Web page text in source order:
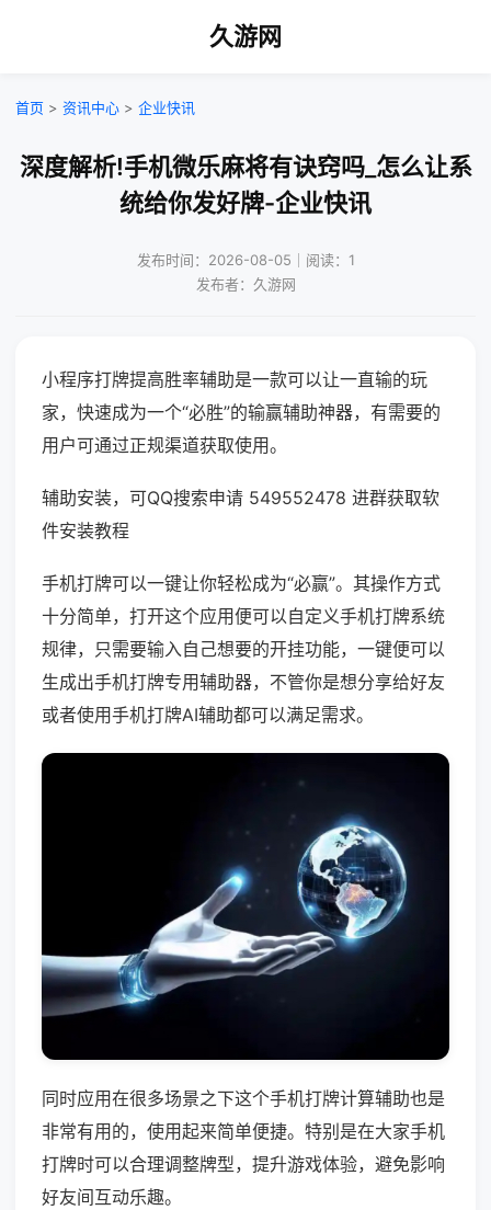
久游网
首页 > 资讯中心 > 企业快讯
深度解析!手机微乐麻将有诀窍吗_怎么让系
统给你发好牌-企业快讯
发布时间：2026-08-05｜阅读：1
发布者：久游网
小程序打牌提高胜率辅助是一款可以让一直输的玩
家，快速成为一个“必胜”的输赢辅助神器，有需要的
用户可通过正规渠道获取使用。
辅助安装，可QQ搜索申请 549552478 进群获取软
件安装教程
手机打牌可以一键让你轻松成为“必赢”。其操作方式
十分简单，打开这个应用便可以自定义手机打牌系统
规律，只需要输入自己想要的开挂功能，一键便可以
生成出手机打牌专用辅助器，不管你是想分享给好友
或者使用手机打牌AI辅助都可以满足需求。
同时应用在很多场景之下这个手机打牌计算辅助也是
非常有用的，使用起来简单便捷。特别是在大家手机
打牌时可以合理调整牌型，提升游戏体验，避免影响
好友间互动乐趣。